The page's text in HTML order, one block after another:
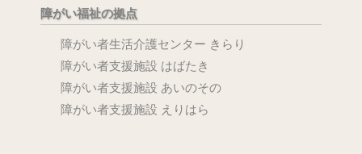
障がい福祉の拠点
障がい者生活介護センター きらり
障がい者支援施設 はばたき
障がい者支援施設 あいのその
障がい者支援施設 えりはら